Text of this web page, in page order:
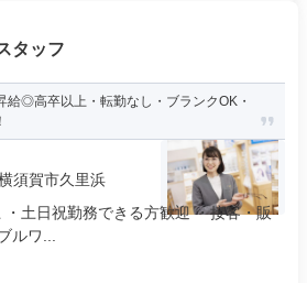
タッフ
◎高卒以上・転勤なし・ブランクOK・
須賀市久里浜
土日祝勤務できる方歓迎 ・接客・販
ルワ...